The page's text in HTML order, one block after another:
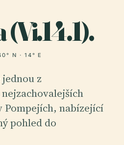
(Vi.14.1).
N · 14° E
z
Pompejích, nabízející
pohled do